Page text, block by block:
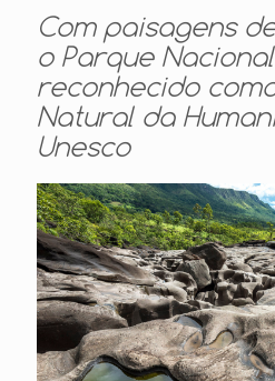
Com paisagens
o Parque
reconhecido
Natural da
Unesco